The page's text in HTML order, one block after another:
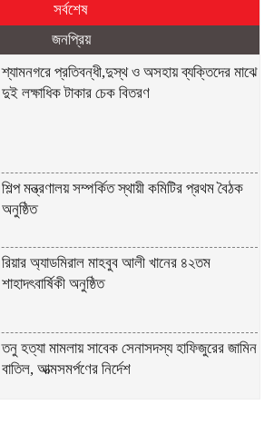
সর্বশেষ
জনপ্রিয়
শ্যামনগরে প্রতিবন্ধী,দুস্থ ও অসহায় ব্যক্তিদের মাঝে
দুই লক্ষাধিক টাকার চেক বিতরণ
শিল্প মন্ত্রণালয় সম্পর্কিত স্থায়ী কমিটির প্রথম বৈঠক
অনুষ্ঠিত
রিয়ার অ্যাডমিরাল মাহবুব আলী খানের ৪২তম
শাহাদৎবার্ষিকী অনুষ্ঠিত
তনু হত্যা মামলায় সাবেক সেনাসদস্য হাফিজুরের জামিন
বাতিল, আত্মসমর্পণের নির্দেশ